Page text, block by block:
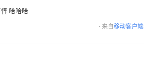
哈哈哈
· 来自移动客户端